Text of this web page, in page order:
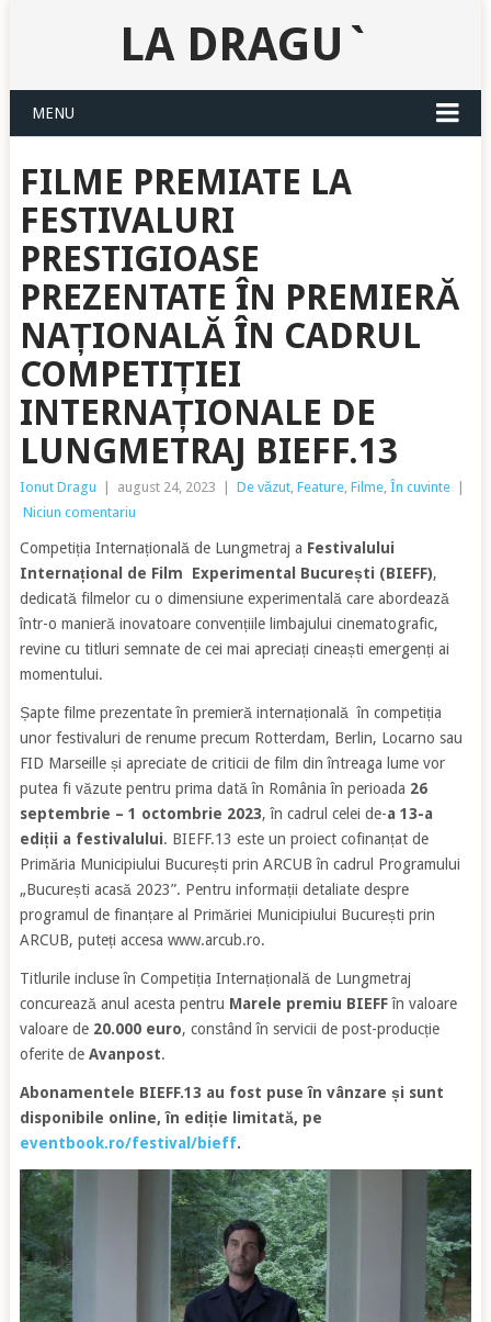
LA DRAGU`
MENU
FILME PREMIATE LA
FESTIVALURI
PRESTIGIOASE
PREZENTATE ÎN PREMIERĂ
NAȚIONALĂ ÎN CADRUL
COMPETIȚIEI
INTERNAȚIONALE DE
LUNGMETRAJ BIEFF.13
Ionut Dragu august 24, 2023 De văzut, Feature, Filme, În cuvinte
Niciun comentariu
Competiția Internațională de Lungmetraj a Festivalului
Internațional de Film Experimental București (BIEFF),
dedicată filmelor cu o dimensiune experimentală care abordează
într-o manieră inovatoare convențiile limbajului cinematografic,
revine cu titluri semnate de cei mai apreciați cineaști emergenți ai
momentului.
Șapte filme prezentate în premieră internațională în competiția
unor festivaluri de renume precum Rotterdam, Berlin, Locarno sau
FID Marseille și apreciate de criticii de film din întreaga lume vor
putea fi văzute pentru prima dată în România în perioada 26
septembrie – 1 octombrie 2023, în cadrul celei de-a 13-a
ediții a festivalului. BIEFF.13 este un proiect cofinanțat de
Primăria Municipiului București prin ARCUB în cadrul Programului
„București acasă 2023”. Pentru informații detaliate despre
programul de finanțare al Primăriei Municipiului București prin
ARCUB, puteți accesa www.arcub.ro.
Titlurile incluse în Competiția Internațională de Lungmetraj
concurează anul acesta pentru Marele premiu BIEFFîn valoare
valoare de 20.000 euro, constând în servicii de post-producție
oferite de Avanpost.
Abonamentele BIEFF.13 au fost puse în vânzare și sunt
disponibile online, în ediție limitată, pe
eventbook.ro/festival/bieff.